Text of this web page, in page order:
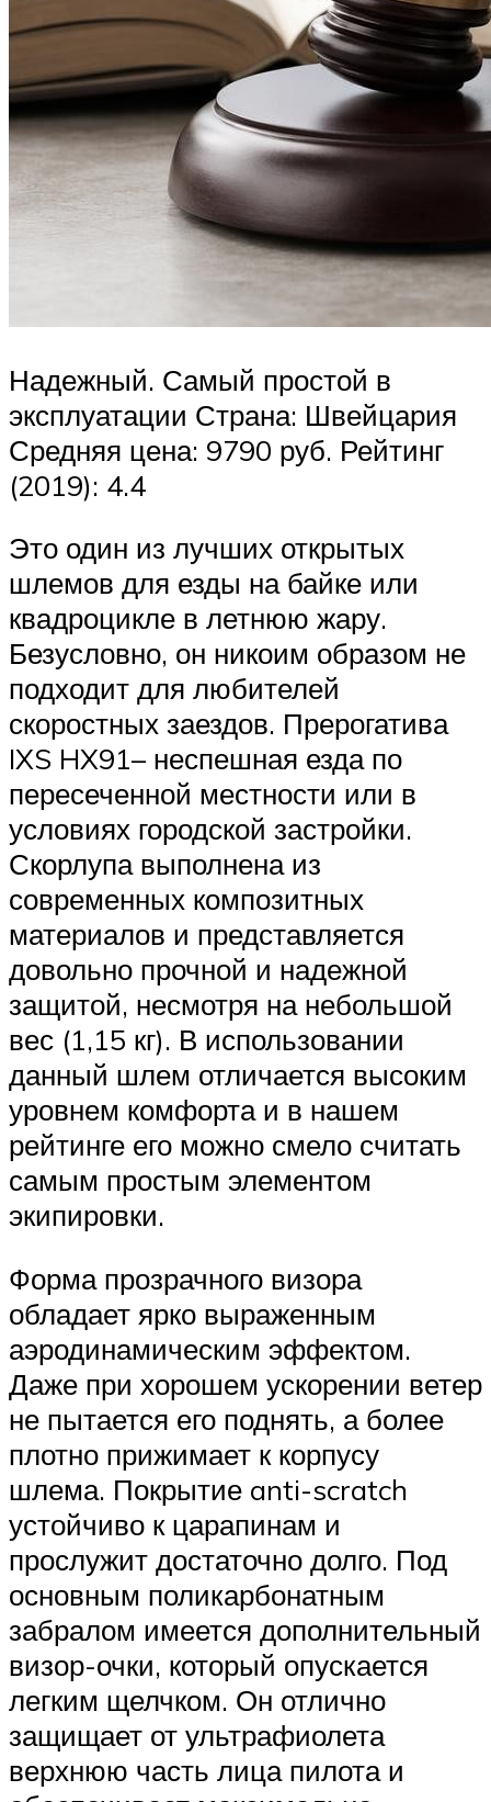
Надежный. Самый простой в
эксплуатации Страна: Швейцария
Средняя цена: 9790 руб. Рейтинг
(2019): 4.4
Это один из лучших открытых
шлемов для езды на байке или
квадроцикле в летнюю жару.
Безусловно, он никоим образом не
подходит для любителей
скоростных заездов. Прерогатива
IXS HX91– неспешная езда по
пересеченной местности или в
условиях городской застройки.
Скорлупа выполнена из
современных композитных
материалов и представляется
довольно прочной и надежной
защитой, несмотря на небольшой
вес (1,15 кг). В использовании
данный шлем отличается высоким
уровнем комфорта и в нашем
рейтинге его можно смело считать
самым простым элементом
экипировки.
Форма прозрачного визора
обладает ярко выраженным
аэродинамическим эффектом.
Даже при хорошем ускорении ветер
не пытается его поднять, а более
плотно прижимает к корпусу
шлема. Покрытие anti-scratch
устойчиво к царапинам и
прослужит достаточно долго. Под
основным поликарбонатным
забралом имеется дополнительный
визор-очки, который опускается
легким щелчком. Он отлично
защищает от ультрафиолета
верхнюю часть лица пилота и